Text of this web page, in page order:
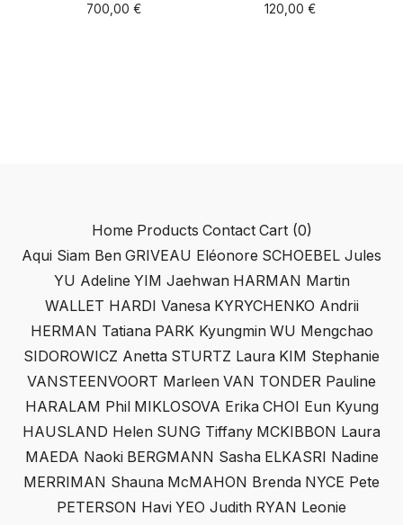
700,00 € 120,00 €
Home Products Contact Cart (0)
Aqui Siam Ben GRIVEAU Eléonore SCHOEBEL Jules
YU Adeline YIM Jaehwan HARMAN Martin
WALLET HARDI Vanesa KYRYCHENKO Andrii
HERMAN Tatiana PARK Kyungmin WU Mengchao
SIDOROWICZ Anetta STURTZ Laura KIM Stephanie
VANSTEENVOORT Marleen VAN TONDER Pauline
HARALAM Phil MIKLOSOVA Erika CHOI Eun Kyung
HAUSLAND Helen SUNG Tiffany MCKIBBON Laura
MAEDA Naoki BERGMANN Sasha ELKASRI Nadine
MERRIMAN Shauna McMAHON Brenda NYCE Pete
PETERSON Havi YEO Judith RYAN Leonie